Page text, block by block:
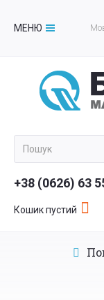
МЕНЮ
Toggle
+38 (0626) 63
Кошик пустий